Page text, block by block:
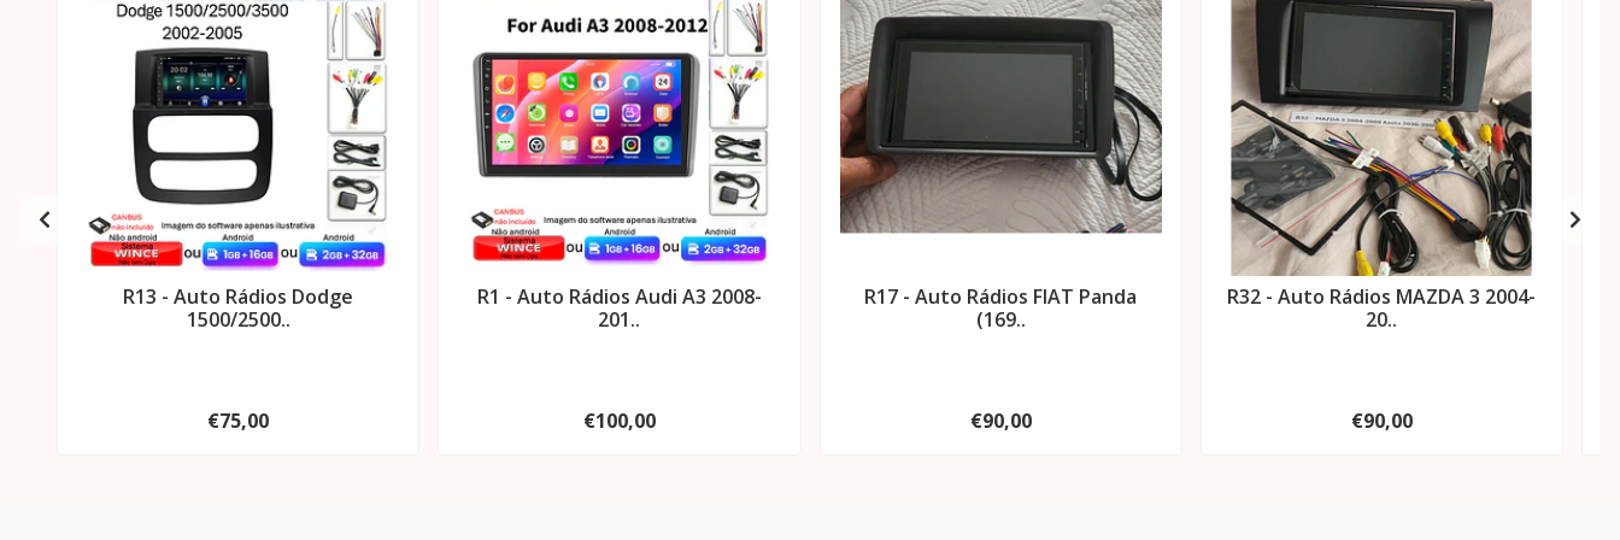
R13 - Auto Rádios Dodge
1500/2500..
€75,00
R1 - Auto Rádios Audi A3 2008-
201..
€100,00
R17 - Auto Rádios FIAT Panda
(169..
€90,00
R32 - Auto Rádios MAZDA 3 2004-
20..
€90,00